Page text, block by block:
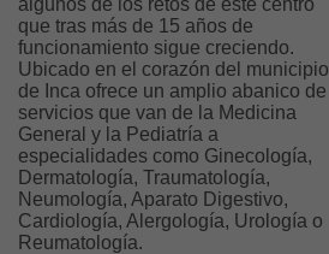
que tras más de 15 años de
funcionamiento sigue creciendo.
Ubicado en el corazón del municipio
de Inca ofrece un amplio abanico de
servicios que van de la Medicina
General y la Pediatría a
especialidades como Ginecología,
Dermatología, Traumatología,
Neumología, Aparato Digestivo,
Cardiología, Alergología, Urología o
Reumatología.